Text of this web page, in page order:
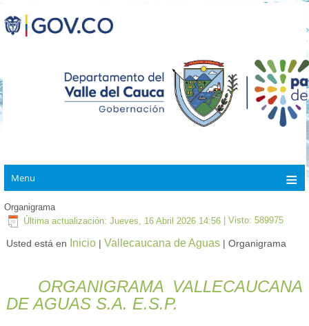
Menu
Organigrama
Última actualización: Jueves, 16 Abril 2026 14:56 | Visto: 589975
Usted está en Inicio |Vallecaucana de Aguas | Organigrama
ORGANIGRAMA VALLECAUCANA
DE AGUAS S.A. E.S.P.